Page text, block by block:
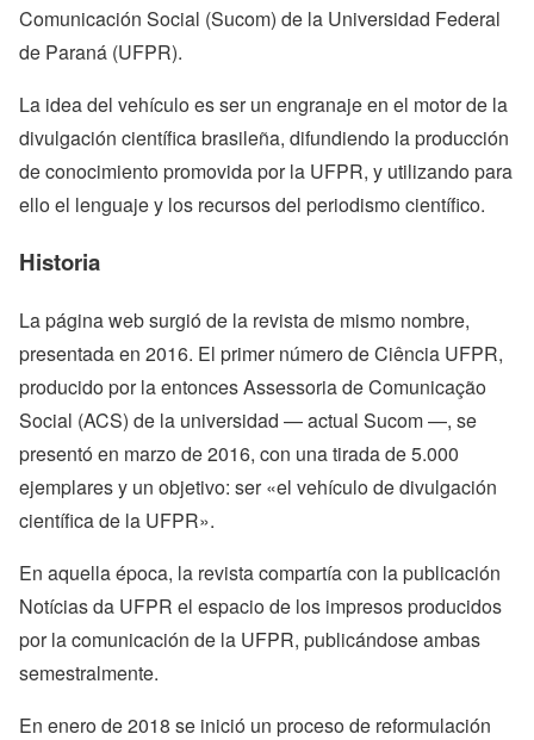
Comunicación Social (Sucom) de la Universidad Federal
de Paraná (UFPR).
La idea del vehículo es ser un engranaje en el motor de la
divulgación científica brasileña, difundiendo la producción
de conocimiento promovida por la UFPR, y utilizando para
ello el lenguaje y los recursos del periodismo científico.
Historia
La página web surgió de la revista de mismo nombre,
presentada en 2016. El primer número de Ciência UFPR,
producido por la entonces Assessoria de Comunicação
Social (ACS) de la universidad — actual Sucom —, se
presentó en marzo de 2016, con una tirada de 5.000
ejemplares y un objetivo: ser «el vehículo de divulgación
científica de la UFPR».
En aquella época, la revista compartía con la publicación
Notícias da UFPR el espacio de los impresos producidos
por la comunicación de la UFPR, publicándose ambas
semestralmente.
En enero de 2018 se inició un proceso de reformulación